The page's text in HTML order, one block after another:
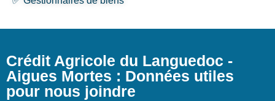
Crédit Agricole du Languedoc -
Aigues Mortes : Données utiles
pour nous joindre